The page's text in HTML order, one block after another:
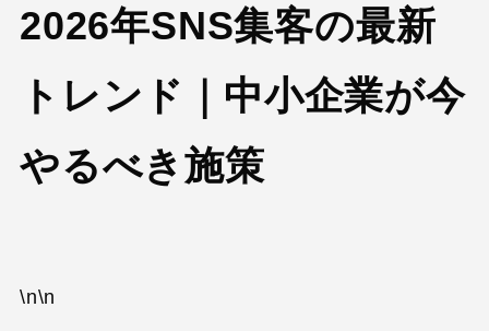
2026年SNS集客の最新
トレンド｜中小企業が今
やるべき施策
\n\n